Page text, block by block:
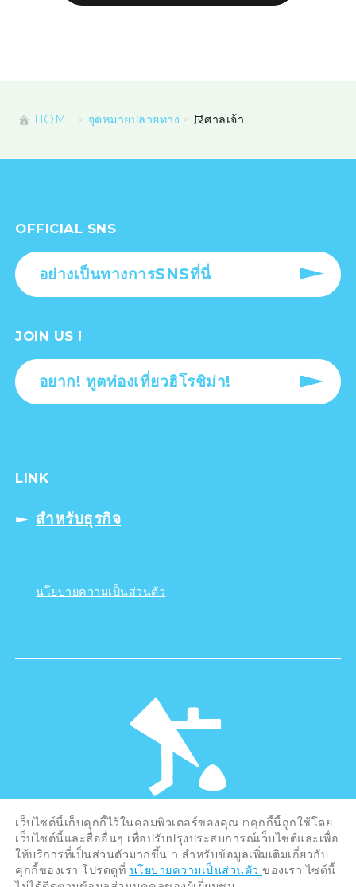
HOME จุดหมายปลายทาง 艮ศาลเจ้า
OFFICIAL SNS
อย่างเป็นทางการSNSที่นี่
JOIN US !
อยาก! ทูตท่องเที่ยวฮิโรชิม่า!
LINK
สำหรับธุรกิจ
นโยบายความเป็นส่วนตัว
©Hiroshima Tourism Association /
Hiroshima Prefecture / Hiroshima City .
All rights reserved
เว็บไซต์นี้เก็บคุกกี้ไว้ในคอมพิวเตอร์ของคุณ nคุกกี้นี้ถูกใช้โดย
เว็บไซต์นี้และสื่ออื่นๆ เพื่อปรับปรุงประสบการณ์เว็บไซต์และเพื่อ
ให้บริการที่เป็นส่วนตัวมากขึ้น n สำหรับข้อมูลเพิ่มเติมเกี่ยวกับ
คุกกี้ของเรา โปรดดูที่ นโยบายความเป็นส่วนตัวของเรา ไซต์นี้